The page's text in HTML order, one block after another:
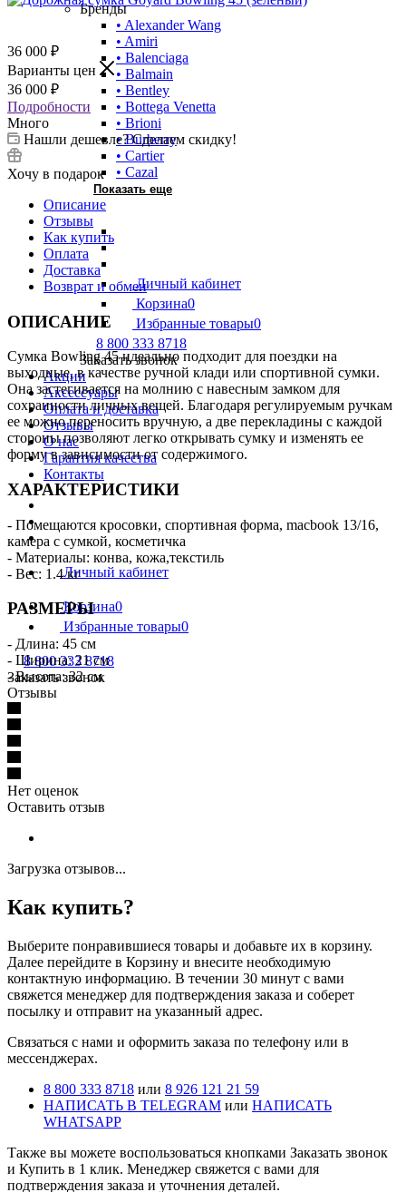
Бренды
• Alexander Wang
• Amiri
• Balenciaga
• Balmain
• Bentley
• Bottega Venetta
• Brioni
• Burberry
• Cartier
• Cazal
Показать еще
Личный кабинет
Корзина0
Избранные товары0
8 800 333 8718
Заказать звонок
Акции
Аксессуары
Оплата и доставка
Отзывы
О нас
Гарантия качества
Контакты
Личный кабинет
Корзина0
Избранные товары0
8 800 333 8718
Заказать звонок
36 000 ₽
Варианты цен
36 000 ₽
Подробности
Много
Нашли дешевле? Сделаем скидку!
Хочу в подарок
Описание
Отзывы
Как купить
Оплата
Доставка
Возврат и обмен
ОПИСАНИЕ
Сумка Bowling 45 идеально подходит для поездки на
выходные, в качестве ручной клади или спортивной сумки.
Она застегивается на молнию с навесным замком для
сохранности личных вещей. Благодаря регулируемым ручкам
ее можно переносить вручную, а две перекладины с каждой
стороны позволяют легко открывать сумку и изменять ее
форму в зависимости от содержимого.
ХАРАКТЕРИСТИКИ
- Помещаются кросовки, спортивная форма, macbook 13/16,
камера с сумкой, косметичка
- Материалы: конва, кожа,текстиль
- Вес: 1.4 кг
РАЗМЕРЫ
- Длина: 45 см
- Ширина: 21 см
- Высота: 32 см
Отзывы
Нет оценок
Оставить отзыв
Загрузка отзывов...
Как купить?
Выберите понравившиеся товары и добавьте их в корзину.
Далее перейдите в Корзину и внесите необходимую
контактную информацию. В течении 30 минут с вами
свяжется менеджер для подтверждения заказа и соберет
посылку и отправит на указанный адрес.
Cвязаться с нами и оформить заказа по телефону или в
мессенджерах.
8 800 333 8718 или 8 926 121 21 59
НАПИСАТЬ В TELEGRAM или НАПИСАТЬ
WHATSAPP
Также вы можете воспользоваться кнопками Заказать звонок
и Купить в 1 клик. Менеджер свяжется с вами для
подтверждения заказа и уточнения деталей.